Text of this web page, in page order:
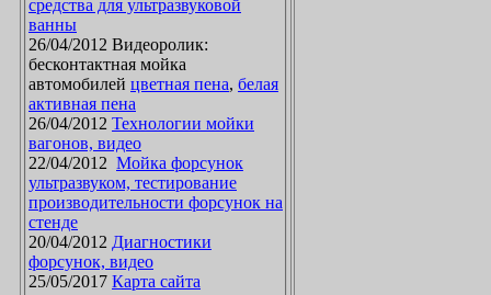
средства для ультразвуковой
ванны
26/04/2012 Видеоролик:
бесконтактная мойка
автомобилей цветная пена, белая
активная пена
26/04/2012 Технологии мойки
вагонов, видео
22/04/2012 Мойка форсунок
ультразвуком, тестирование
производительности форсунок на
стенде
20/04/2012 Диагностики
форсунок, видео
25/05/2017 Карта сайта